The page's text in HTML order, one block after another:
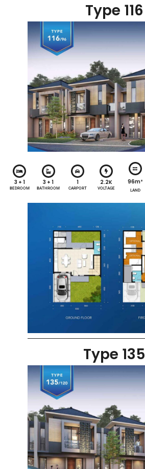
Type 116
3 + 1
BEDROOM
3 + 1
BATHROOM
1
CARPORT
2.2K
VOLTAGE
96m²
LAND
Type 135